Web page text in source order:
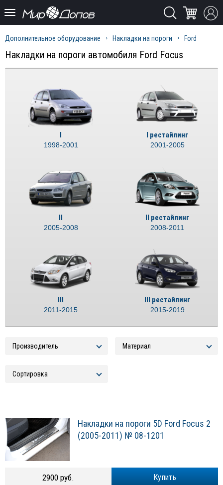
Дополнительное оборудование Накладки на пороги Ford
Накладки на пороги автомобиля Ford Focus
I
1998-2001
I рестайлинг
2001-2005
II
2005-2008
II рестайлинг
2008-2011
2011-2015
III рестайлинг
2015-2019
Накладки на пороги 5D Ford Focus 2
(2005-2011) № 08-1201
Купить
2900 руб.